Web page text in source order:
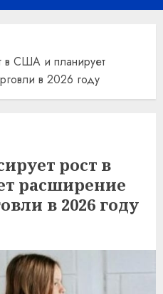
в США и планирует
в 2026 году
рост в
расширение
в 2026 году